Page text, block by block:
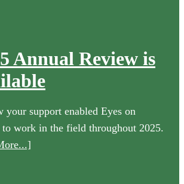
Annual Review is
your support enabled Eyes on
to work in the field throughout 2025.